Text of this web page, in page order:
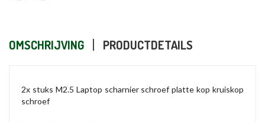
OMSCHRIJVING PRODUCTDETAILS
2x stuks M2.5 Laptop scharnier schroef platte kop kruiskop
schroef